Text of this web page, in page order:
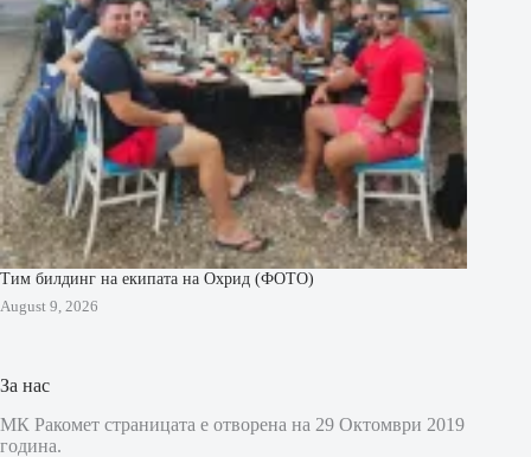
Тим билдинг на екипата на Охрид (ФОТО)
August 9, 2026
За нас
МК Ракомет страницата е отворена на 29 Октомври 2019
година.